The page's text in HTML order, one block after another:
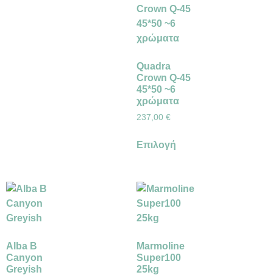
Quadra
Crown Q-45
45*50 ~6
χρώματα
237,00 €
Επιλογή
Alba B
Canyon
Greyish
Marmoline
Super100
25kg